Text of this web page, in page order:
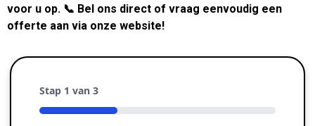
voor u op. 📞 Bel ons direct of vraag eenvoudig een
offerte aan via onze website!
Stap 1 van 3
33%